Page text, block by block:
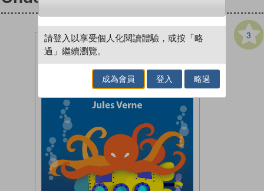
3
請登入以享受個人化閱讀體驗，或按「略
過」繼續瀏覽。
成為會員 登入 略過